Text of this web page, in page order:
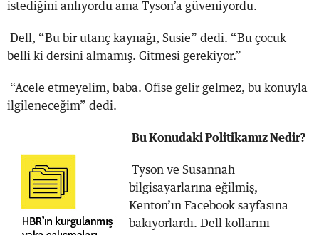
istediğini anlıyordu ama Tyson’a güveniyordu.
Dell, “Bu bir utanç kaynağı, Susie” dedi. “Bu çocuk
belli ki dersini almamış. Gitmesi gerekiyor.”
“Acele etmeyelim, baba. Ofise gelir gelmez, bu konuyla
ilgileneceğim” dedi.
Bu Konudaki Politikamız Nedir?
Tyson ve Susannah
bilgisayarlarına eğilmiş,
Kenton’ın Facebook sayfasına
bakıyorlardı. Dell kollarını